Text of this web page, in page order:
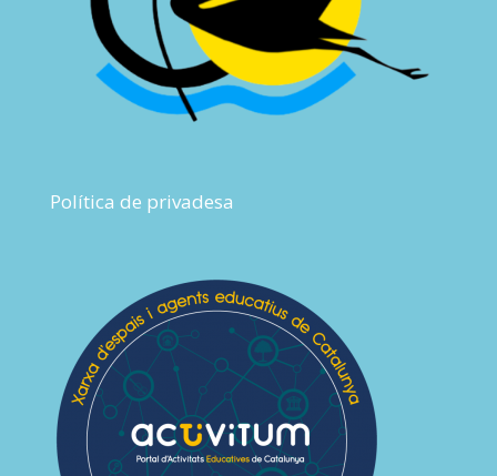
Política de privadesa